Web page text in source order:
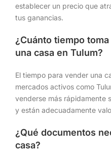
establecer un precio que
tus ganancias.
¿Cuánto tiempo
una casa en Tulum?
El tiempo para vender una
mercados activos como
venderse más rápidamente
y están adecuadamente
¿Qué documentos
casa?